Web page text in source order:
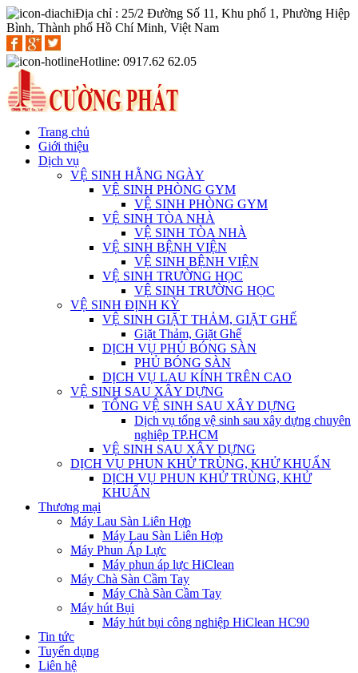
Địa chỉ : 25/2 Đường Số 11, Khu phố 1, Phường Hiệp
Bình, Thành phố Hồ Chí Minh, Việt Nam
Hotline: 0917.62 62.05
Trang chủ
Giới thiệu
Dịch vụ
VỆ SINH HẰNG NGÀY
VỆ SINH PHÒNG GYM
VỆ SINH PHÒNG GYM
VỆ SINH TÒA NHÀ
VỆ SINH TÒA NHÀ
VỆ SINH BỆNH VIỆN
VỆ SINH BỆNH VIỆN
VỆ SINH TRƯỜNG HỌC
VỆ SINH TRƯỜNG HỌC
VỆ SINH ĐỊNH KỲ
VỆ SINH GIẶT THẢM, GIẶT GHẾ
Giặt Thảm, Giặt Ghế
DỊCH VỤ PHỦ BÓNG SÀN
PHỦ BÓNG SÀN
DỊCH VỤ LAU KÍNH TRÊN CAO
VỆ SINH SAU XÂY DỰNG
TỔNG VỆ SINH SAU XÂY DỰNG
Dịch vụ tổng vệ sinh sau xây dựng chuyên
nghiệp TP.HCM
VỆ SINH SAU XÂY DỰNG
DỊCH VỤ PHUN KHỬ TRÙNG, KHỬ KHUẨN
DỊCH VỤ PHUN KHỬ TRÙNG, KHỬ
KHUẨN
Thương mại
Máy Lau Sàn Liên Hợp
Máy Lau Sàn Liên Hợp
Máy Phun Áp Lực
Máy phun áp lực HiClean
Máy Chà Sàn Cầm Tay
Máy Chà Sàn Cầm Tay
Máy hút Bụi
Máy hút bụi công nghiệp HiClean HC90
Tin tức
Tuyển dụng
Liên hệ